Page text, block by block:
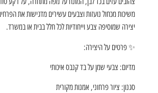
משיכות מכחול נועזות וצבעים עשירים מדגישות את
יצירה שמוסיפה צבע וייחודיות לכל חלל בבית או במשרד.
✨ פרטים על היצירה:
מדיום: צבעי שמן על בד קנבס איכותי
סגנון: ציור פרחוני, אמנות מקורית